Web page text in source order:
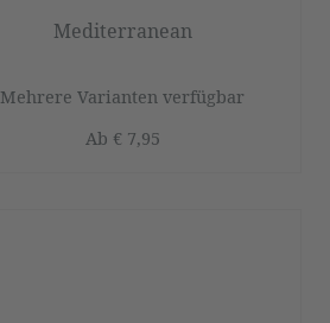
Mediterranean
Mehrere Varianten verfügbar
Ab € 7,95